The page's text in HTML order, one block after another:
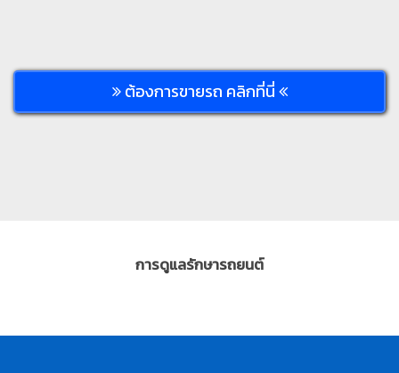
ต้องการขายรถ คลิกที่นี่
การดูแลรักษารถยนต์